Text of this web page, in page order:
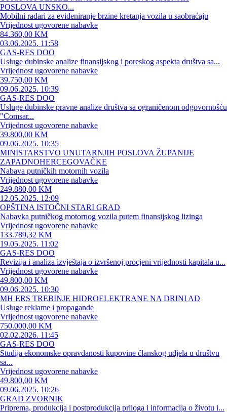
POSLOVA UNSKO...
Mobilni radari za evideniranje brzine kretanja vozila u saobraćaju
Vrijednost ugovorene nabavke
84.360,00 KM
03.06.2025. 11:58
GAS-RES DOO
Usluge dubinske analize finansijskog i poreskog aspekta društva sa...
Vrijednost ugovorene nabavke
39.750,00 KM
09.06.2025. 10:39
GAS-RES DOO
Usluge dubinske pravne analize društva sa ograničenom odgovornošću
"Comsar...
Vrijednost ugovorene nabavke
39.800,00 KM
09.06.2025. 10:35
MINISTARSTVO UNUTARNJIH POSLOVA ŽUPANIJE
ZAPADNOHERCEGOVAČKE
Nabava putničkih motornih vozila
Vrijednost ugovorene nabavke
249.880,00 KM
12.05.2025. 12:09
OPŠTINA ISTOČNI STARI GRAD
Nabavka putničkog motornog vozila putem finansijskog lizinga
Vrijednost ugovorene nabavke
133.789,32 KM
19.05.2025. 11:02
GAS-RES DOO
Revizija i analiza izvještaja o izvršenoj procjeni vrijednosti kapitala u...
Vrijednost ugovorene nabavke
49.800,00 KM
09.06.2025. 10:30
MH ERS TREBINJE HIDROELEKTRANE NA DRINI AD
Usluge reklame i propagande
Vrijednost ugovorene nabavke
750.000,00 KM
02.02.2026. 11:45
GAS-RES DOO
Studija ekonomske opravdanosti kupovine članskog udjela u društvu
sa...
Vrijednost ugovorene nabavke
49.800,00 KM
09.06.2025. 10:26
GRAD ZVORNIK
Priprema, produkcija i postprodukcija priloga i informacija o životu i...